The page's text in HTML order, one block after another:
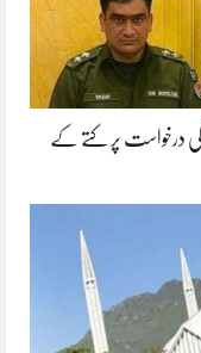
درخواست پر کتے کے